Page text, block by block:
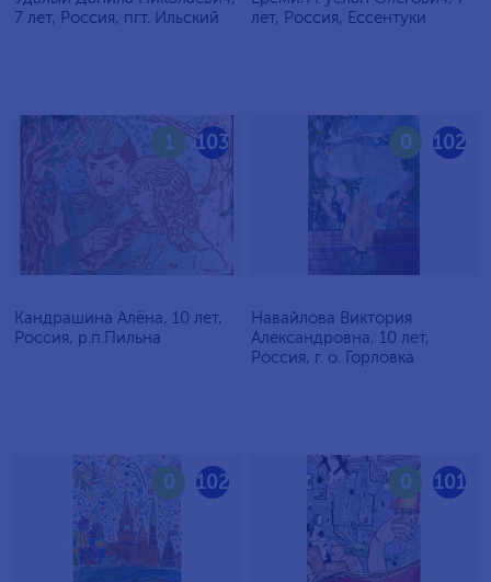
7 лет, Россия, пгт. Ильский
лет, Россия, Ессентуки
103
1
Кандрашина Алёна, 10 лет,
Россия, р.п.Пильна
102
0
Навайлова Виктория
Александровна, 10 лет,
Россия, г. о. Горловка
102
0 101
0